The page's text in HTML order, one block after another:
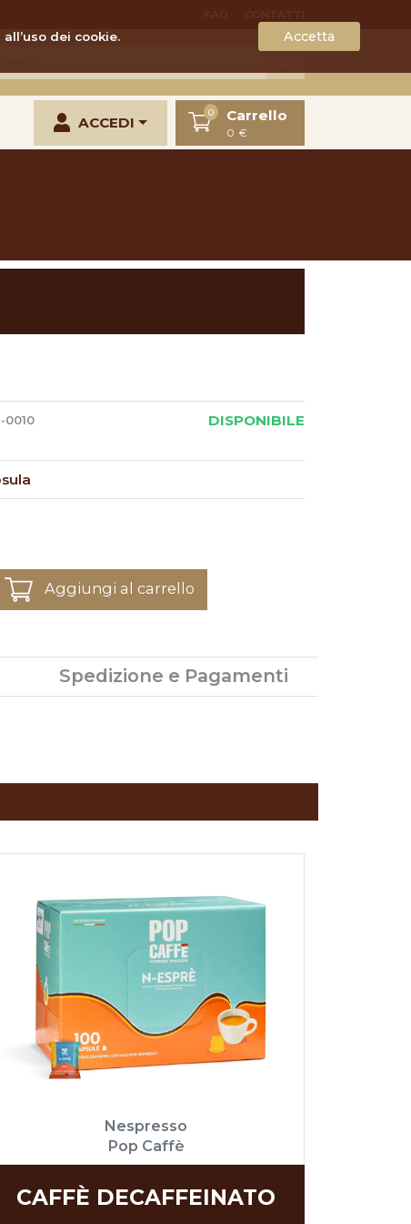
ACCEDI
0 Carrello
0 €
0010
DISPONIBILE
Aggiungi al carrello
Spedizione e Pagamenti
Nespresso
Pop Caffè
CAFFÈ DECAFFEINATO
dei cookie. Accetta